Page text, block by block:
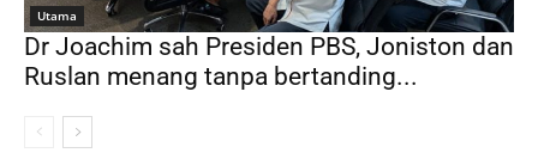
Utama
Dr Joachim sah Presiden PBS, Joniston dan
Ruslan menang tanpa bertanding...